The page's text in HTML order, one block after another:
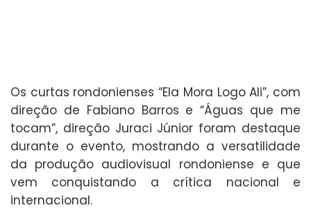
Os curtas rondonienses “Ela Mora Logo Ali”, com
direção de Fabiano Barros e “Águas que me
tocam”, direção Juraci Júnior foram destaque
durante o evento, mostrando a versatilidade
da produção audiovisual rondoniense e que
vem conquistando a crítica nacional e
internacional.